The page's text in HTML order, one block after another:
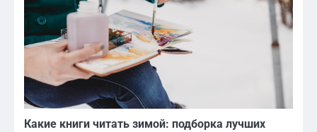
Какие книги читать зимой: подборка лучших